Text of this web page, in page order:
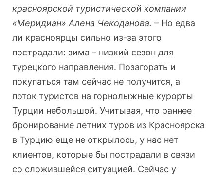
красноярской туристической компании
«Меридиан» Алена Чекоданова. – Но едва
ли красноярцы сильно из-за этого
пострадали: зима – низкий сезон для
турецкого направления. Позагорать и
покупаться там сейчас не получится, а
поток туристов на горнолыжные курорты
Турции небольшой. Учитывая, что раннее
бронирование летних туров из Красноярска
в Турцию еще не открылось, у нас нет
клиентов, которые бы пострадали в связи
со сложившейся ситуацией. Сейчас у